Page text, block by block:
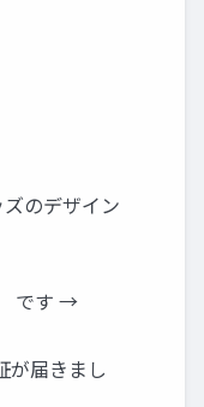
のデザイン
です →
が届きまし